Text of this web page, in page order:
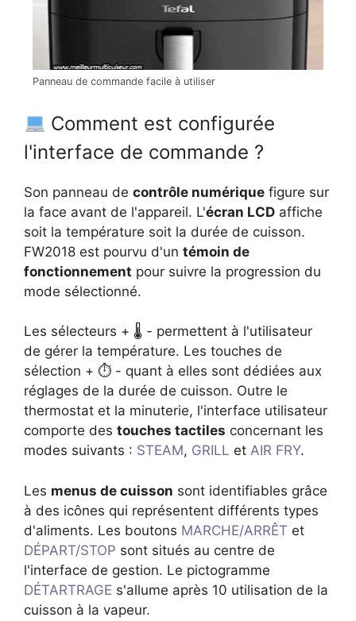
Panneau de commande facile à utiliser
Comment est configurée
l'interface de commande ?
Son panneau de contrôle numérique figure sur
la face avant de l'appareil. L'écran LCD affiche
soit la température soit la durée de cuisson.
FW2018 est pourvu d'un témoin de
fonctionnement pour suivre la progression du
mode sélectionné.
Les sélecteurs + 🌡 - permettent à l'utilisateur
de gérer la température. Les touches de
sélection + ⏱ - quant à elles sont dédiées aux
réglages de la durée de cuisson. Outre le
thermostat et la minuterie, l'interface utilisateur
comporte des touches tactiles concernant les
modes suivants : STEAM, GRILL et AIR FRY.
Les menus de cuisson sont identifiables grâce
à des icônes qui représentent différents types
d'aliments. Les boutons MARCHE/ARRÊT et
DÉPART/STOP sont situés au centre de
l'interface de gestion. Le pictogramme
DÉTARTRAGE s'allume après 10 utilisation de la
cuisson à la vapeur.